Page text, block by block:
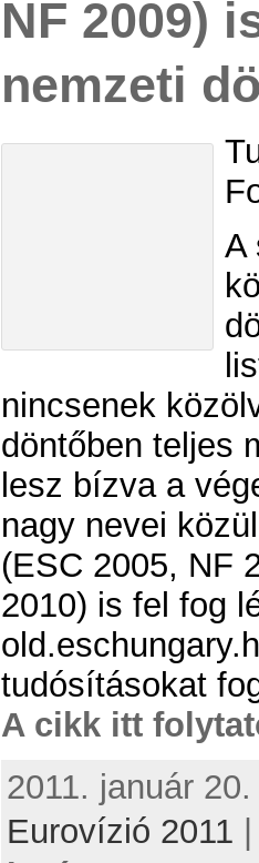
NF 2009)
nemzeti
A
nincsenek
döntőben teljes
lesz bízva a
nagy nevei
(ESC 2005, NF
2010) is fel fog
tudósításokat
A cikk itt
2011. január
Eurovízió 2011